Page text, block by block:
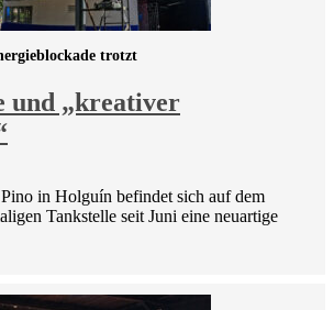
und „kreativer
trotzt
in Holguín befindet sich auf dem
Tankstelle seit Juni eine neuartige